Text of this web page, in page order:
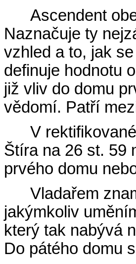
Ascendent
Naznačuje ty
vzhled a to, jak
definuje hodnotu
již vliv do domu
vědomí. Patří
V
Štíra na 26 st. 59
prvého domu
Vladařem
jakýmkoliv
který tak nabývá
Do pátého domu